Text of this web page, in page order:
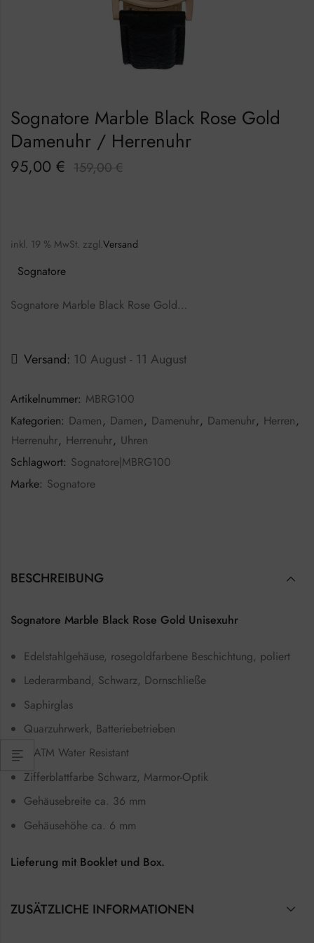
Sognatore Marble Black Rose Gold
Damenuhr / Herrenuhr
95,00 € 159,00€
inkl. 19 % MwSt. zzgl.Versand
Sognatore
Sognatore Marble Black Rose Gold…
Versand: 10 August - 11 August
Artikelnummer: MBRG100
Kategorien: Damen, Damen, Damenuhr, Damenuhr, Herren,
Herrenuhr, Herrenuhr, Uhren
Schlagwort: Sognatore|MBRG100
Marke: Sognatore
BESCHREIBUNG
Sognatore Marble Black Rose Gold Unisexuhr
Edelstahlgehäuse, rosegoldfarbene Beschichtung, poliert
Lederarmband, Schwarz, Dornschließe
Saphirglas
Quarzuhrwerk, Batteriebetrieben
3 ATM Water Resistant
Zifferblattfarbe Schwarz, Marmor-Optik
Gehäusebreite ca. 36 mm
Gehäusehöhe ca. 6 mm
Lieferung mit Booklet und Box.
ZUSÄTZLICHE INFORMATIONEN